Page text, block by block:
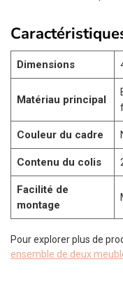
Dimensions
Matériau principal
Couleur du cadre
Contenu du colis
Facilité de
montage
Pour explorer plus de
ensemble de deux